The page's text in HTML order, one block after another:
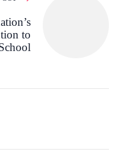
to